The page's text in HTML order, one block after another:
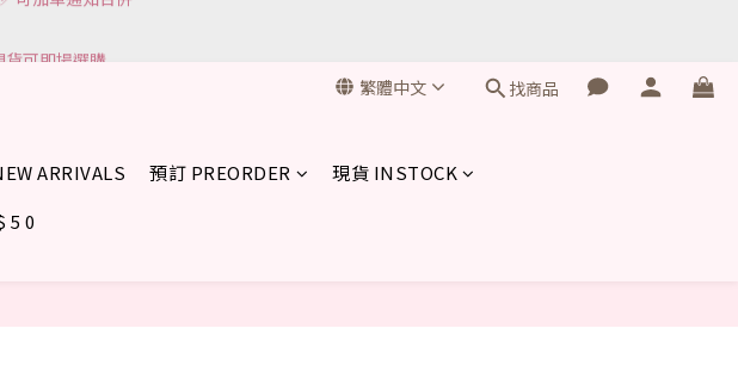
7
5
1
4
2
8
6
2
5
3
可即場選購
繁體中文 找商品
ARRIVALS 預訂 PREORDER
現貨 INSTOCK
5 0